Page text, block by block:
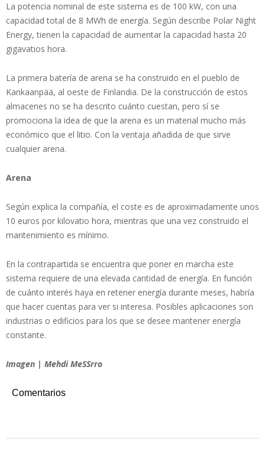
La potencia nominal de este sistema es de 100 kW, con una
capacidad total de 8 MWh de energía. Según describe Polar Night
Energy, tienen la capacidad de aumentar la capacidad hasta 20
gigavatios hora.
La primera batería de arena se ha construido en el pueblo de
Kankaanpää, al oeste de Finlandia. De la construcción de estos
almacenes no se ha descrito cuánto cuestan, pero sí se
promociona la idea de que la arena es un material mucho más
económico que el litio. Con la ventaja añadida de que sirve
cualquier arena.
Arena
Según explica la compañía, el coste es de aproximadamente unos
10 euros por kilovatio hora, mientras que una vez construido el
mantenimiento es mínimo.
En la contrapartida se encuentra que poner en marcha este
sistema requiere de una elevada cantidad de energía. En función
de cuánto interés haya en retener energía durante meses, habría
que hacer cuentas para ver si interesa. Posibles aplicaciones son
industrias o edificios para los que se desee mantener energía
constante.
Imagen | Mehdi MeSSrro
Comentarios